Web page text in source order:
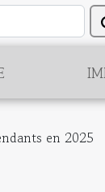
en 2025